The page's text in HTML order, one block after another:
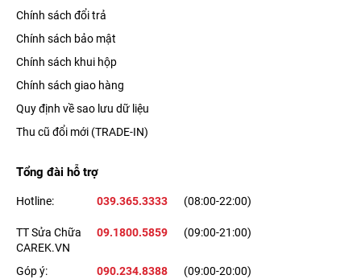
Chính sách đổi trả
Chính sách bảo mật
Chính sách khui hộp
Chính sách giao hàng
Quy định về sao lưu dữ liệu
Thu cũ đổi mới (TRADE-IN)
Tổng đài hỗ trợ
Hotline: 039.365.3333 (08:00-22:00)
TT Sửa Chữa
CAREK.VN
09.1800.5859 (09:00-21:00)
Góp ý: 090.234.8388 (09:00-20:00)